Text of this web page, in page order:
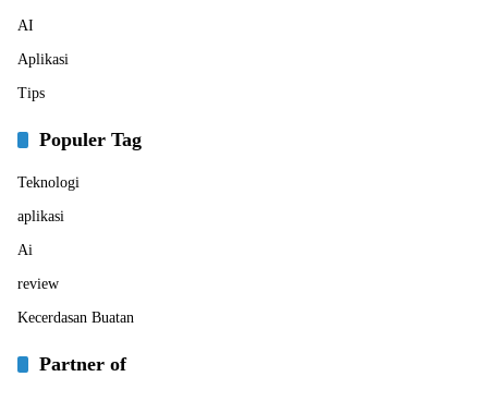
AI
Aplikasi
Tips
Populer Tag
Teknologi
aplikasi
Ai
review
Kecerdasan Buatan
Partner of